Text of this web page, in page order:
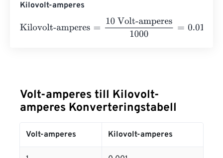
Kilovolt-amperes
Kilovolt-amperes
10 Volt-amperes1000=0.01 Kilovolt-
Volt-amperes till Kilovolt-
amperes Konverteringstabell
Volt-amperes Kilovolt-amperes